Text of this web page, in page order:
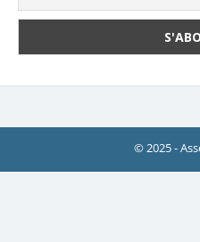
© 2025 -